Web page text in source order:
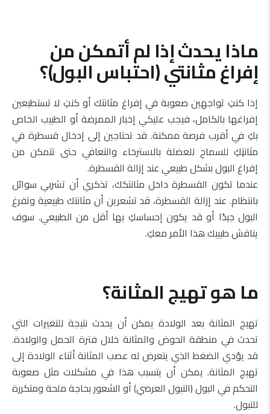
ماذا يحدث إذا لم أتمكن من
إفراغ مثانتي (احتباس البول)؟
إذا كنتِ تواجهين صعوبة في إفراغ مثانتك أو كنتِ لا تستطيعين
إفراغها بالكامل، فيجب عليكي إخبار الممرضة أو الطبيب الخاص
بكِ في أقرب فرصة ممكنة. قد تحتاجين إلى إدخال قسطرة في
مثانتِكِ للسماح للعضلة بالاسترخاء والتعافي حتى تتمكن من
إفراغ البول بشكل طبيعي عند إزالة القسطرة.
عندما تكون القسطرة داخل مثانتكك، تذكري أن تشربي سوائل
بانتظام. عند إزالة القسطرة، قد تشعرين أن مثانتك طبيعية وتفرغ
البول جيدًا أو قد يكون إحساسكِ بها أقل من الطبيعي. سوف
يناقش طبيبك هذا الأمر معكِ.
ما هو تهيج المثانة؟
تهيج المثانة بعد الولادة يمكن أن يحدث نتيجة للتغيرات التي
تحدث في منطقة الحوض والمثانة خلال فترة الحمل والولادة.
قد يؤدي الضغط الذي يتعرض له عصب المثانة أثناء الولادة إلى
تهيج المثانة. يمكن أن يتسبب هذا في مشكلات مثل صعوبة
التحكم في البول (التبول العرضي) أو الشعور بحاجة ملحة ومتكررة
للتبول.